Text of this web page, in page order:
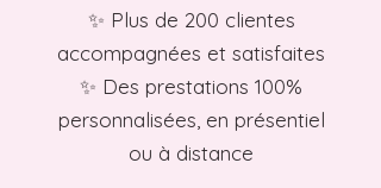
✨ Plus de 200 clientes
accompagnées et satisfaites
✨ Des prestations 100%
personnalisées, en présentiel
ou à distance